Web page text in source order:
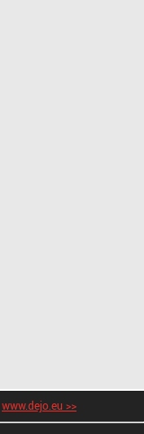
www.dejo.eu >>